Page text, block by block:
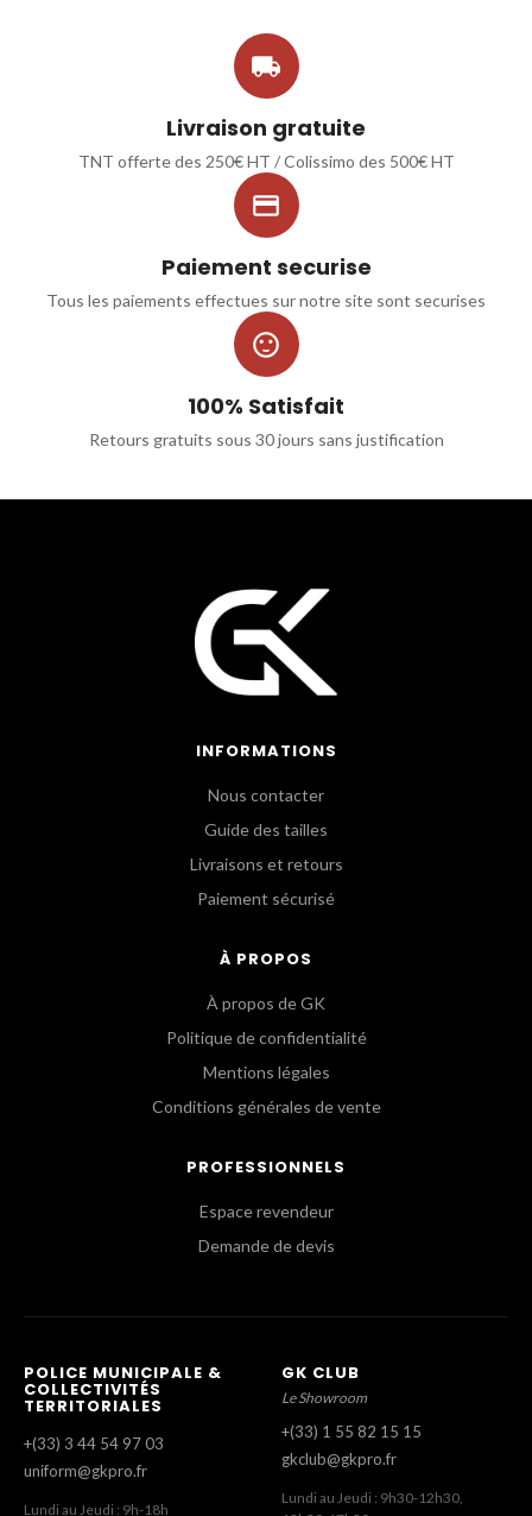

Livraison gratuite
TNT offerte des 250€ HT / Colissimo des 500€ HT

Paiement securise
Tous les paiements effectues sur notre site sont securises

100% Satisfait
Retours gratuits sous 30 jours sans justification
INFORMATIONS
Nous contacter
Guide des tailles
Livraisons et retours
Paiement sécurisé
À PROPOS
À propos de GK
Politique de confidentialité
Mentions légales
Conditions générales de vente
PROFESSIONNELS
Espace revendeur
Demande de devis
POLICE MUNICIPALE &
COLLECTIVITÉS
TERRITORIALES
+(33) 3 44 54 97 03
uniform@gkpro.fr
Lundi au Jeudi : 9h-18h
GK CLUB
Le Showroom
+(33) 1 55 82 15 15
gkclub@gkpro.fr
Lundi au Jeudi : 9h30-12h30,